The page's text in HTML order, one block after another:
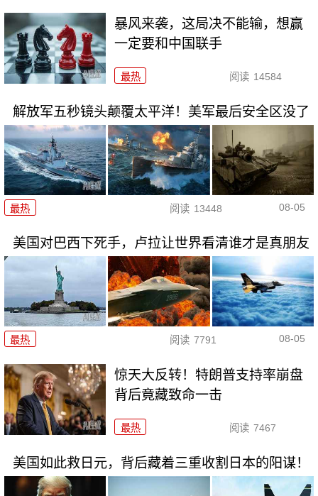
暴风来袭，这局决不能输，想赢
一定要和中国联手
最热 阅读 14584
解放军五秒镜头颠覆太平洋！美军最后安全区没了
最热 阅读 13448 08-05
美国对巴西下死手，卢拉让世界看清谁才是真朋友
最热 阅读 7791 08-05
惊天大反转！特朗普支持率崩盘
背后竟藏致命一击
最热 阅读 7467
美国如此救日元，背后藏着三重收割日本的阳谋！